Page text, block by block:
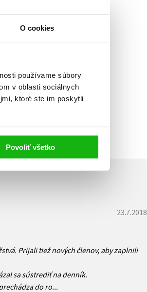
O cookies
používame súbory
v oblasti sociálnych
ktoré ste im poskytli
Povoliť všetko
identita je len
23.7.2018
Prijali tiež nových členov, aby zaplnili
sa sústrediť na denník.